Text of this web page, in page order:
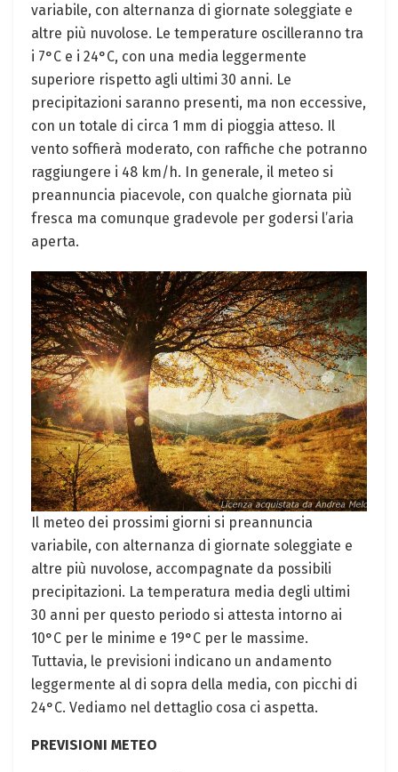
variabile, con alternanza di giornate soleggiate e
altre più nuvolose. Le temperature oscilleranno tra
i 7°C e i 24°C, con una media leggermente
superiore rispetto agli ultimi 30 anni. Le
precipitazioni saranno presenti, ma non eccessive,
con un totale di circa 1 mm di pioggia atteso. Il
vento soffierà moderato, con raffiche che potranno
raggiungere i 48 km/h. In generale, il meteo si
preannuncia piacevole, con qualche giornata più
fresca ma comunque gradevole per godersi l’aria
aperta.
Il meteo dei prossimi giorni si preannuncia
variabile, con alternanza di giornate soleggiate e
altre più nuvolose, accompagnate da possibili
precipitazioni. La temperatura media degli ultimi
30 anni per questo periodo si attesta intorno ai
10°C per le minime e 19°C per le massime.
Tuttavia, le previsioni indicano un andamento
leggermente al di sopra della media, con picchi di
24°C. Vediamo nel dettaglio cosa ci aspetta.
PREVISIONI METEO